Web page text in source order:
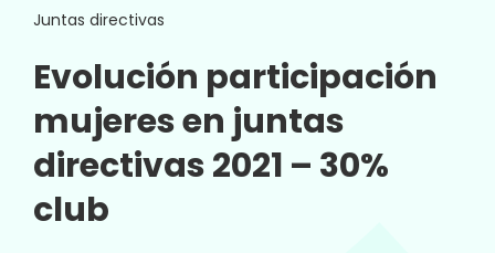
Juntas directivas
Evolución participación
mujeres en juntas
directivas 2021 – 30%
club